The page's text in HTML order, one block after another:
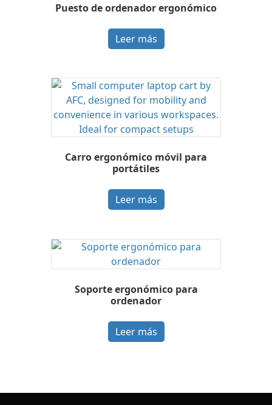
Puesto de ordenador ergonómico
Leer más
Carro ergonómico móvil para
portátiles
Leer más
Soporte ergonómico para
ordenador
Leer más